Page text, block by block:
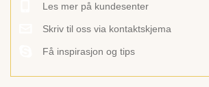
Les mer på kundesenter
Skriv til oss via kontaktskjema
Få inspirasjon og tips